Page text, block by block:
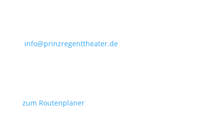
info@prinzregenttheater.de
zum Routenplaner